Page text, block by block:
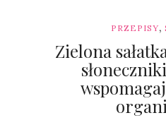
PRZEPISY,
Zielona